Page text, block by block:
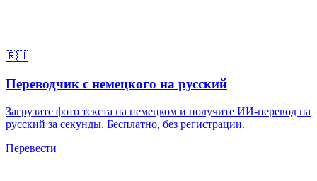
🇷🇺
Переводчик с немецкого на русский
Загрузите фото текста на немецком и получите ИИ-перевод на
русский за секунды. Бесплатно, без регистрации.
Перевести